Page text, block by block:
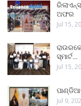
ଅଫର
Jul 15,
ସ୍ମାର୍ଟ…
Jul 15,
Jul 9,